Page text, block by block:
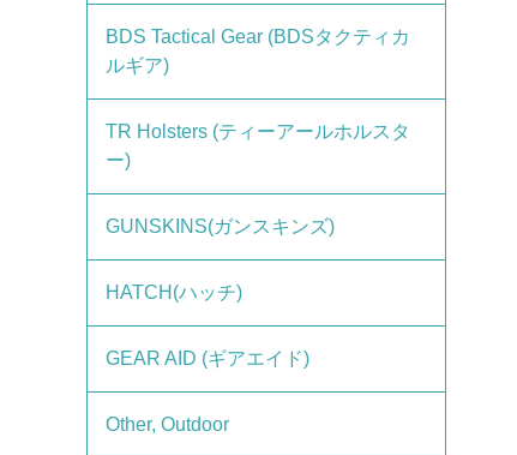
BDS Tactical Gear (BDSタクティカ
ルギア)
TR Holsters (ティーアールホルスタ
ー)
GUNSKINS(ガンスキンズ)
HATCH(ハッチ)
GEAR AID (ギアエイド)
Other, Outdoor